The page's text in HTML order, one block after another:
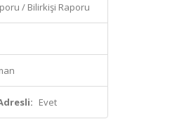
/ Bilirkişi Raporu
Evet